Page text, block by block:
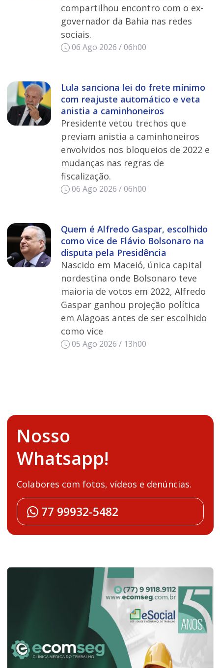
compartilhou encontro com o ex-
governador da Bahia nas redes
sociais.
06 Ago 2026 / 06h00
Lula sanciona lei do frete mínimo
com reajuste automático e veta
anistia a caminhoneiros
Presidente vetou trechos que
previam anistia a caminhoneiros
envolvidos nos bloqueios de 2022 e
mudanças nas regras de
fiscalização.
06 Ago 2026 / 06h00
Quem é Alfredo Gaspar, escolhido
como vice de Flávio Bolsonaro na
disputa pela Presidência
Nascido em Maceió, única capital
nordestina onde Bolsonaro teve
maioria de votos em 2022, Alfredo
Gaspar ganhou projeção política
em Alagoas antes de ser escolhido
como vice
05 Ago 2026 / 13h00
Nosso
Whatsapp!
Colabores com fotos, vídeos e denúncias.
77 99932-5482